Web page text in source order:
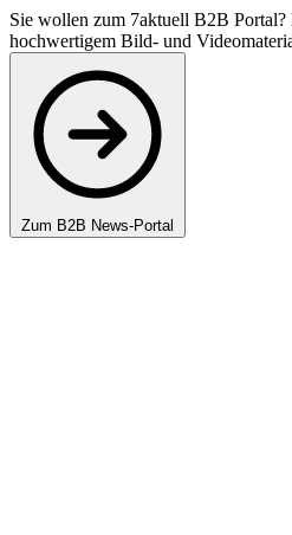
Sie wollen zum 7aktuell B2B Portal?
hochwertigem Bild- und
Zum B2B News-Portal